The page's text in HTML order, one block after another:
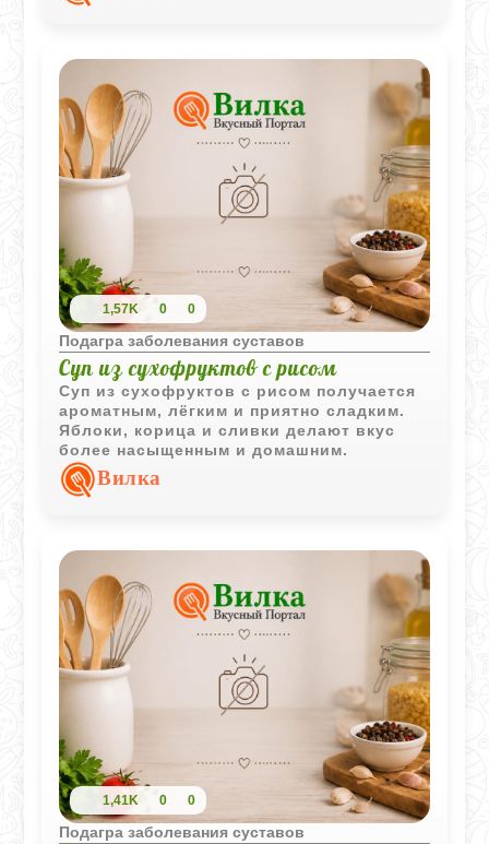
1,57K 0 0
Подагра заболевания суставов
Суп из сухофруктов с рисом
Суп из сухофруктов с рисом получается
ароматным, лёгким и приятно сладким.
Яблоки, корица и сливки делают вкус
более насыщенным и домашним.
Вилка
1,41K 0 0
Подагра заболевания суставов